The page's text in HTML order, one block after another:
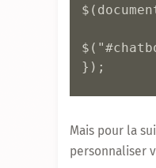
});
Mais pour la
personnaliser